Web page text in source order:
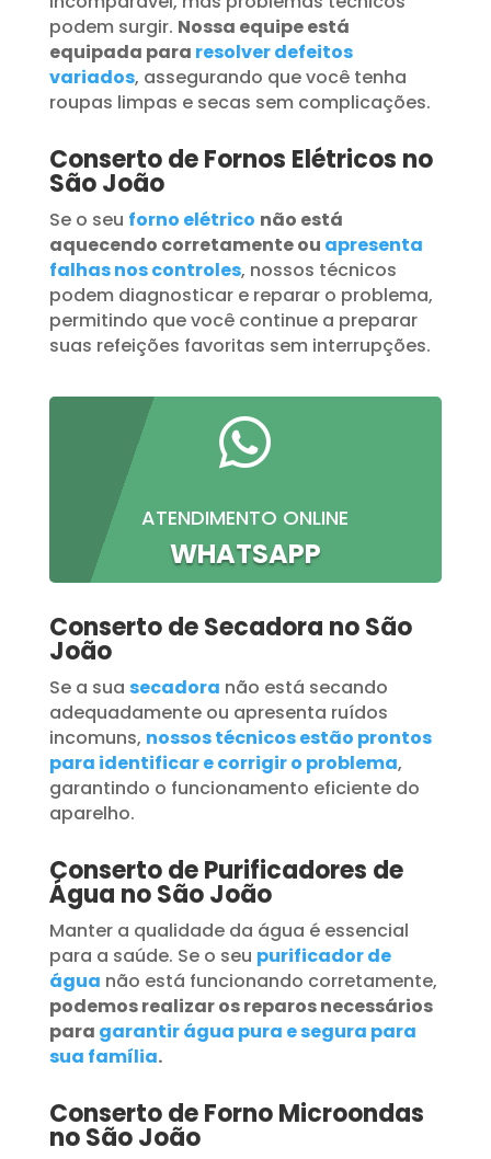
podem surgir. Nossa equipe está
equipada para resolver defeitos
variados, assegurando que você tenha
roupas limpas e secas sem complicações.
Conserto de Fornos Elétricos no
São João
Se o seu forno elétrico não está
aquecendo corretamente ou apresenta
falhas nos controles, nossos técnicos
podem diagnosticar e reparar o problema,
permitindo que você continue a preparar
suas refeições favoritas sem interrupções.

ATENDIMENTO ONLINE
WHATSAPP
Conserto de Secadora no São
João
Se a sua secadora não está secando
adequadamente ou apresenta ruídos
incomuns, nossos técnicos estão prontos
para identificar e corrigir o problema,
garantindo o funcionamento eficiente do
aparelho.
Conserto de Purificadores de
Água no São João
Manter a qualidade da água é essencial
para a saúde. Se o seu purificador de
água não está funcionando corretamente,
podemos realizar os reparos necessários
para garantir água pura e segura para
sua família.
Conserto de Forno Microondas
no São João